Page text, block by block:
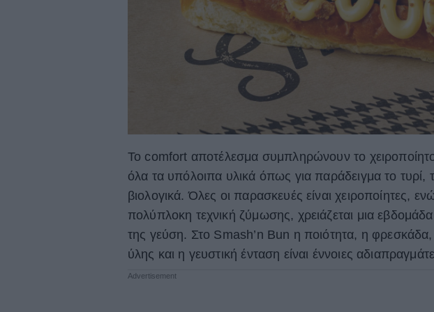
Το comfort αποτέλεσμα συμπληρώνουν το
όλα τα υπόλοιπα υλικά όπως για παράδειγμα το τυρί,
βιολογικά. Όλες οι παρασκευές είναι χειροποίητες,
πολύπλοκη τεχνική ζύμωσης, χρειάζεται μια εβδομάδα
της γεύση. Στο Smash’n Bun η ποιότητα, η
ύλης και η γευστική ένταση είναι έννοιες